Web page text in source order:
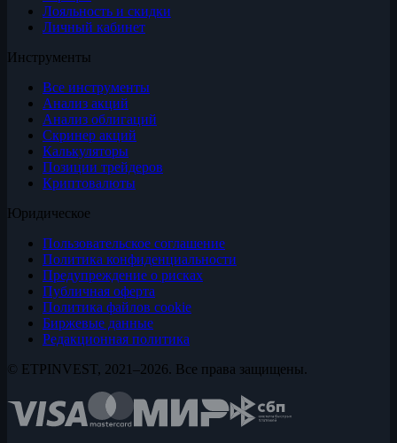
Лояльность и скидки
Личный кабинет
Инструменты
Все инструменты
Анализ акций
Анализ облигаций
Скринер акций
Калькуляторы
Позиции трейдеров
Криптовалюты
Юридическое
Пользовательское соглашение
Политика конфиденциальности
Предупреждение о рисках
Публичная оферта
Политика файлов cookie
Биржевые данные
Редакционная политика
© ETPINVEST, 2021–2026. Все права защищены.